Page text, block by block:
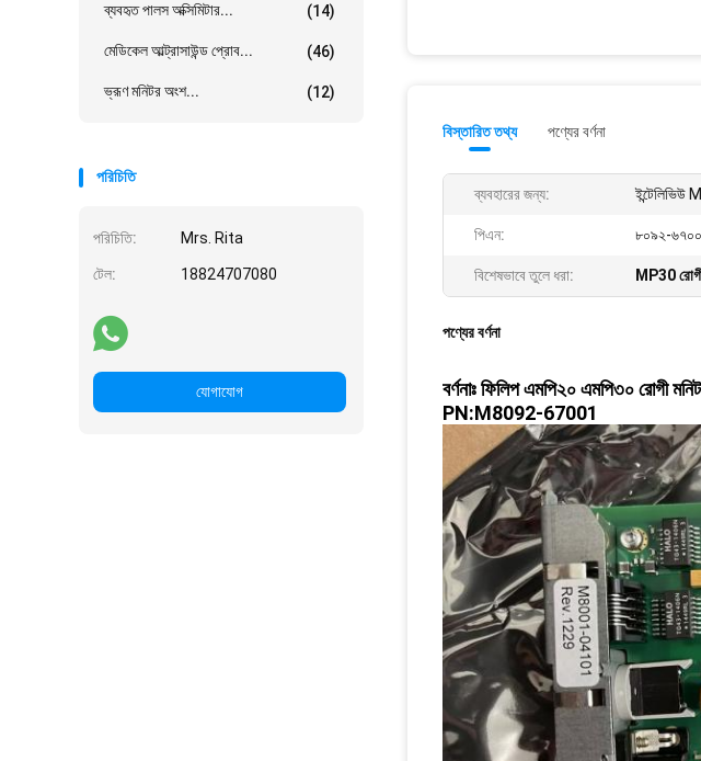
ব্যবহৃত পালস অক্সিমিটার... (14)
মেডিকেল আল্ট্রাসাউন্ড প্রোব... (46)
ভ্রূণ মনিটর অংশ... (12)
পরিচিতি
পরিচিতি: Mrs. Rita
টেল: 18824707080
যোগাযোগ
বিস্তারিত তথ্য পণ্যের বর্ণনা
ব্যবহারের জন্য:
পিএন: ৮০৯২-
বিশেষভাবে তুলে ধরা: MP30
পণ্যের বর্ণনা
বর্ণনাঃ ফিলিপ এমপি২০ এমপি৩০ রোগী
PN:M8092-67001